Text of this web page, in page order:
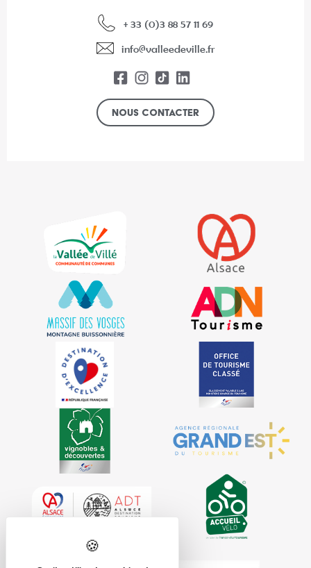
+ 33 (0)3 88 57 11 69
info@valleedeville.fr
Nous contacter